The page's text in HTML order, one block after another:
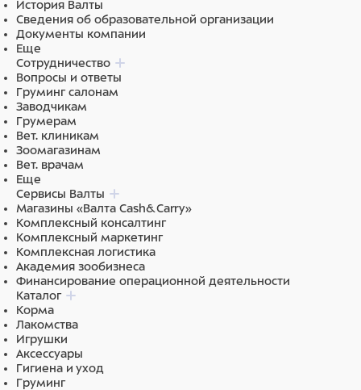
Ингредиенты
ягнёнок 65%, картофель 2%, томаты 2%, витамины,
минеральные вещества, свекловичная клетчатка,
льняное масло 0,1%.
История Валты
Сведения об образовательной организации
Документы компании
Еще
Сотрудничество
Вопросы и ответы
Груминг салонам
Заводчикам
Грумерам
Вет. клиникам
Зоомагазинам
Вет. врачам
Еще
Сервисы Валты
Магазины «Валта Cash&Carry»
Комплексный консалтинг
Комплексный маркетинг
Комплексная логистика
Академия зообизнеса
Финансирование операционной деятельности
Каталог
Корма
Лакомства
Игрушки
Аксессуары
Гигиена и уход
Груминг